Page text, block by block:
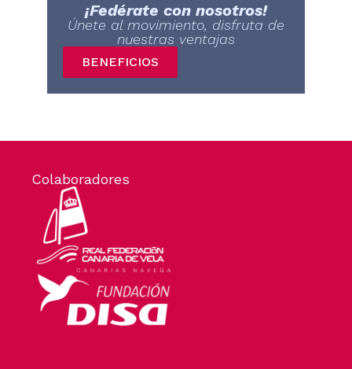
¡Fedérate con nosotros!
Únete al movimiento, disfruta de
nuestras ventajas
BENEFICIOS
Colaboradores